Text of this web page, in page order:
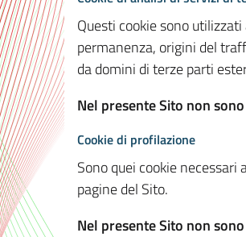
Questi cookie sono
permanenza, origini del
da domini di terze parti
Nel presente Sito non
Cookie di profilazione
Sono quei cookie
pagine del Sito.
Nel presente Sito non